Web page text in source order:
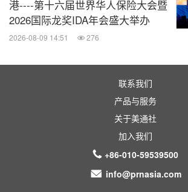
港----第十六届世界华人保险大会暨
2026国际龙奖IDA年会盛大举办
2026-08-09 14:51 276
联系我们
产品与服务
关于美通社
加入我们
+86-010-59539500
info@prnasia.com